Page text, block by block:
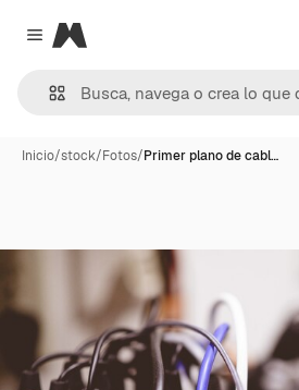
Close menu
Magnific
Inicio/stock/Fotos/Primer plano de cabl…